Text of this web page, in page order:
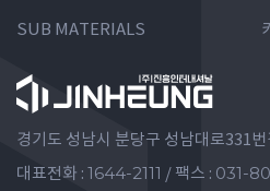
SUB MATERIALS
경기도 성남시 분당구 성남대로331
대표전화 : 1644-2111 / 팩스 : 031-